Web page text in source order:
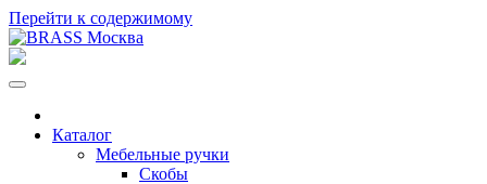
Перейти к содержимому
Каталог
Мебельные ручки
Скобы